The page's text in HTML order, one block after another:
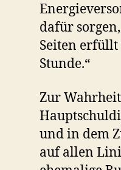
dafür
Seiten erfüllt
Stunde.“
Zur
und in dem
auf allen